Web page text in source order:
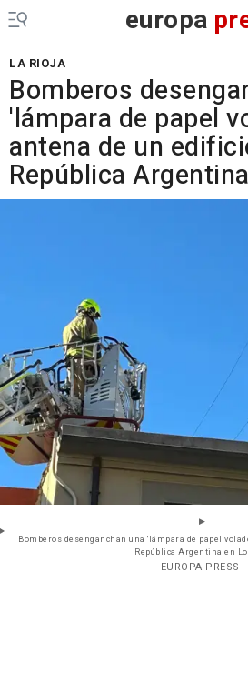
europa
LA RIOJA
Bomberos
'lámpara de papel
antena de un
República
Bomberos desenganchan una 'lámpara de papel
República Argentina en
- EUROPA PRESS